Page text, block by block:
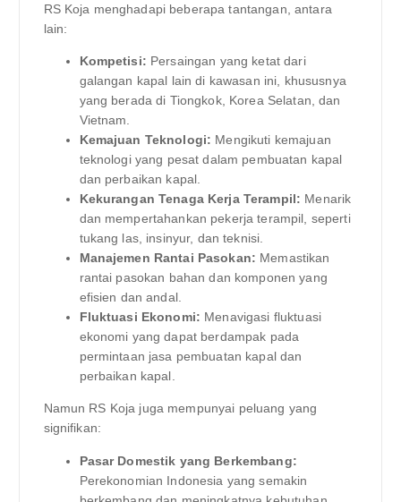
RS Koja menghadapi beberapa tantangan, antara
lain:
Kompetisi: Persaingan yang ketat dari
galangan kapal lain di kawasan ini, khususnya
yang berada di Tiongkok, Korea Selatan, dan
Vietnam.
Kemajuan Teknologi: Mengikuti kemajuan
teknologi yang pesat dalam pembuatan kapal
dan perbaikan kapal.
Kekurangan Tenaga Kerja Terampil: Menarik
dan mempertahankan pekerja terampil, seperti
tukang las, insinyur, dan teknisi.
Manajemen Rantai Pasokan: Memastikan
rantai pasokan bahan dan komponen yang
efisien dan andal.
Fluktuasi Ekonomi: Menavigasi fluktuasi
ekonomi yang dapat berdampak pada
permintaan jasa pembuatan kapal dan
perbaikan kapal.
Namun RS Koja juga mempunyai peluang yang
signifikan:
Pasar Domestik yang Berkembang:
Perekonomian Indonesia yang semakin